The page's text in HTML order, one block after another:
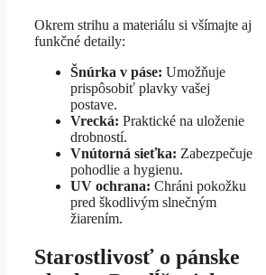
Okrem strihu a materiálu si všímajte aj
funkčné detaily:
Šnúrka v páse: Umožňuje
prispôsobiť plavky vašej
postave.
Vrecká: Praktické na uloženie
drobností.
Vnútorná sieťka: Zabezpečuje
pohodlie a hygienu.
UV ochrana: Chráni pokožku
pred škodlivým slnečným
žiarením.
Starostlivosť o pánske